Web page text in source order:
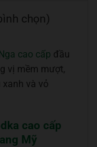
chọn)
cao cấp đầu
vị mềm mượt,
xanh và vỏ
cao cấp
Mỹ